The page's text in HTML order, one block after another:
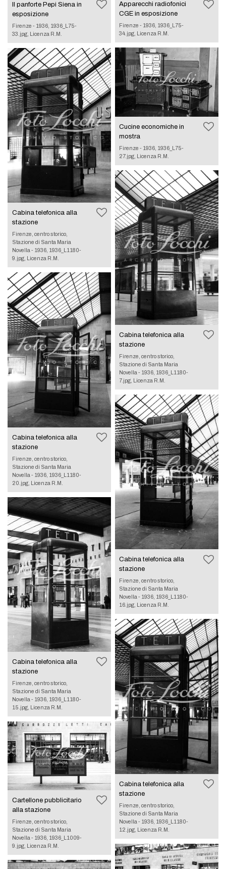
Il panforte Pepi Siena in
esposizione
Firenze - 1936, 1936_L75-
33.jpg, Licenza R.M.
Cabina telefonica alla
stazione
Firenze, centro storico,
Stazione di Santa Maria
Novella - 1936, 1936_L1180-
9.jpg, Licenza R.M.
Cabina telefonica alla
stazione
Firenze, centro storico,
Stazione di Santa Maria
Novella - 1936, 1936_L1180-
20.jpg, Licenza R.M.
Cabina telefonica alla
stazione
Firenze, centro storico,
Stazione di Santa Maria
Novella - 1936, 1936_L1180-
15.jpg, Licenza R.M.
Cartellone pubblicitario
alla stazione
Firenze, centro storico,
Stazione di Santa Maria
Novella - 1936, 1936_L1009-
9.jpg, Licenza R.M.
Apparecchi radiofonici
CGE in esposizione
Firenze - 1936, 1936_L75-
34.jpg, Licenza R.M.
Cucine economiche in
mostra
Firenze - 1936, 1936_L75-
27.jpg, Licenza R.M.
Cabina telefonica alla
stazione
Firenze, centro storico,
Stazione di Santa Maria
Novella - 1936, 1936_L1180-
7.jpg, Licenza R.M.
Cabina telefonica alla
stazione
Firenze, centro storico,
Stazione di Santa Maria
Novella - 1936, 1936_L1180-
16.jpg, Licenza R.M.
Cabina telefonica alla
stazione
Firenze, centro storico,
Stazione di Santa Maria
Novella - 1936, 1936_L1180-
12.jpg, Licenza R.M.